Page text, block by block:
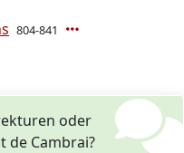
804-841
oder
de Cambrai?